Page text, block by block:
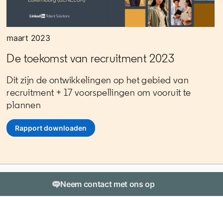
maart 2023
De toekomst van recruitment 2023
Dit zijn de ontwikkelingen op het gebied van
recruitment + 17 voorspellingen om vooruit te
plannen
Rapport downloaden
Neem contact met ons op
Cookiebeleidopens in a new tab
opens in a new tab